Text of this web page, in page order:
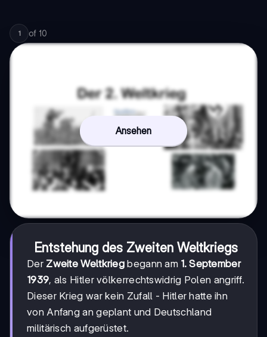
1 of 10
Ansehen
Entstehung des Zweiten Weltkriegs
Der Zweite Weltkrieg begann am 1. September
1939, als Hitler völkerrechtswidrig Polen angriff.
Dieser Krieg war kein Zufall - Hitler hatte ihn
von Anfang an geplant und Deutschland
militärisch aufgerüstet.